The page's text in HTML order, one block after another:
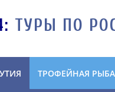
ТУРЫ ПО
ТРОФЕЙНАЯ